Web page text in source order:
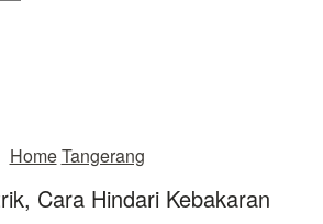
HomeTangerang
Cara Hindari Kebakaran